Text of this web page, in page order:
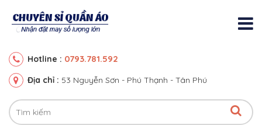
Hotline : 0793.781.592
Địa chỉ : 53 Nguyễn Sơn - Phú Thạnh - Tân Phú